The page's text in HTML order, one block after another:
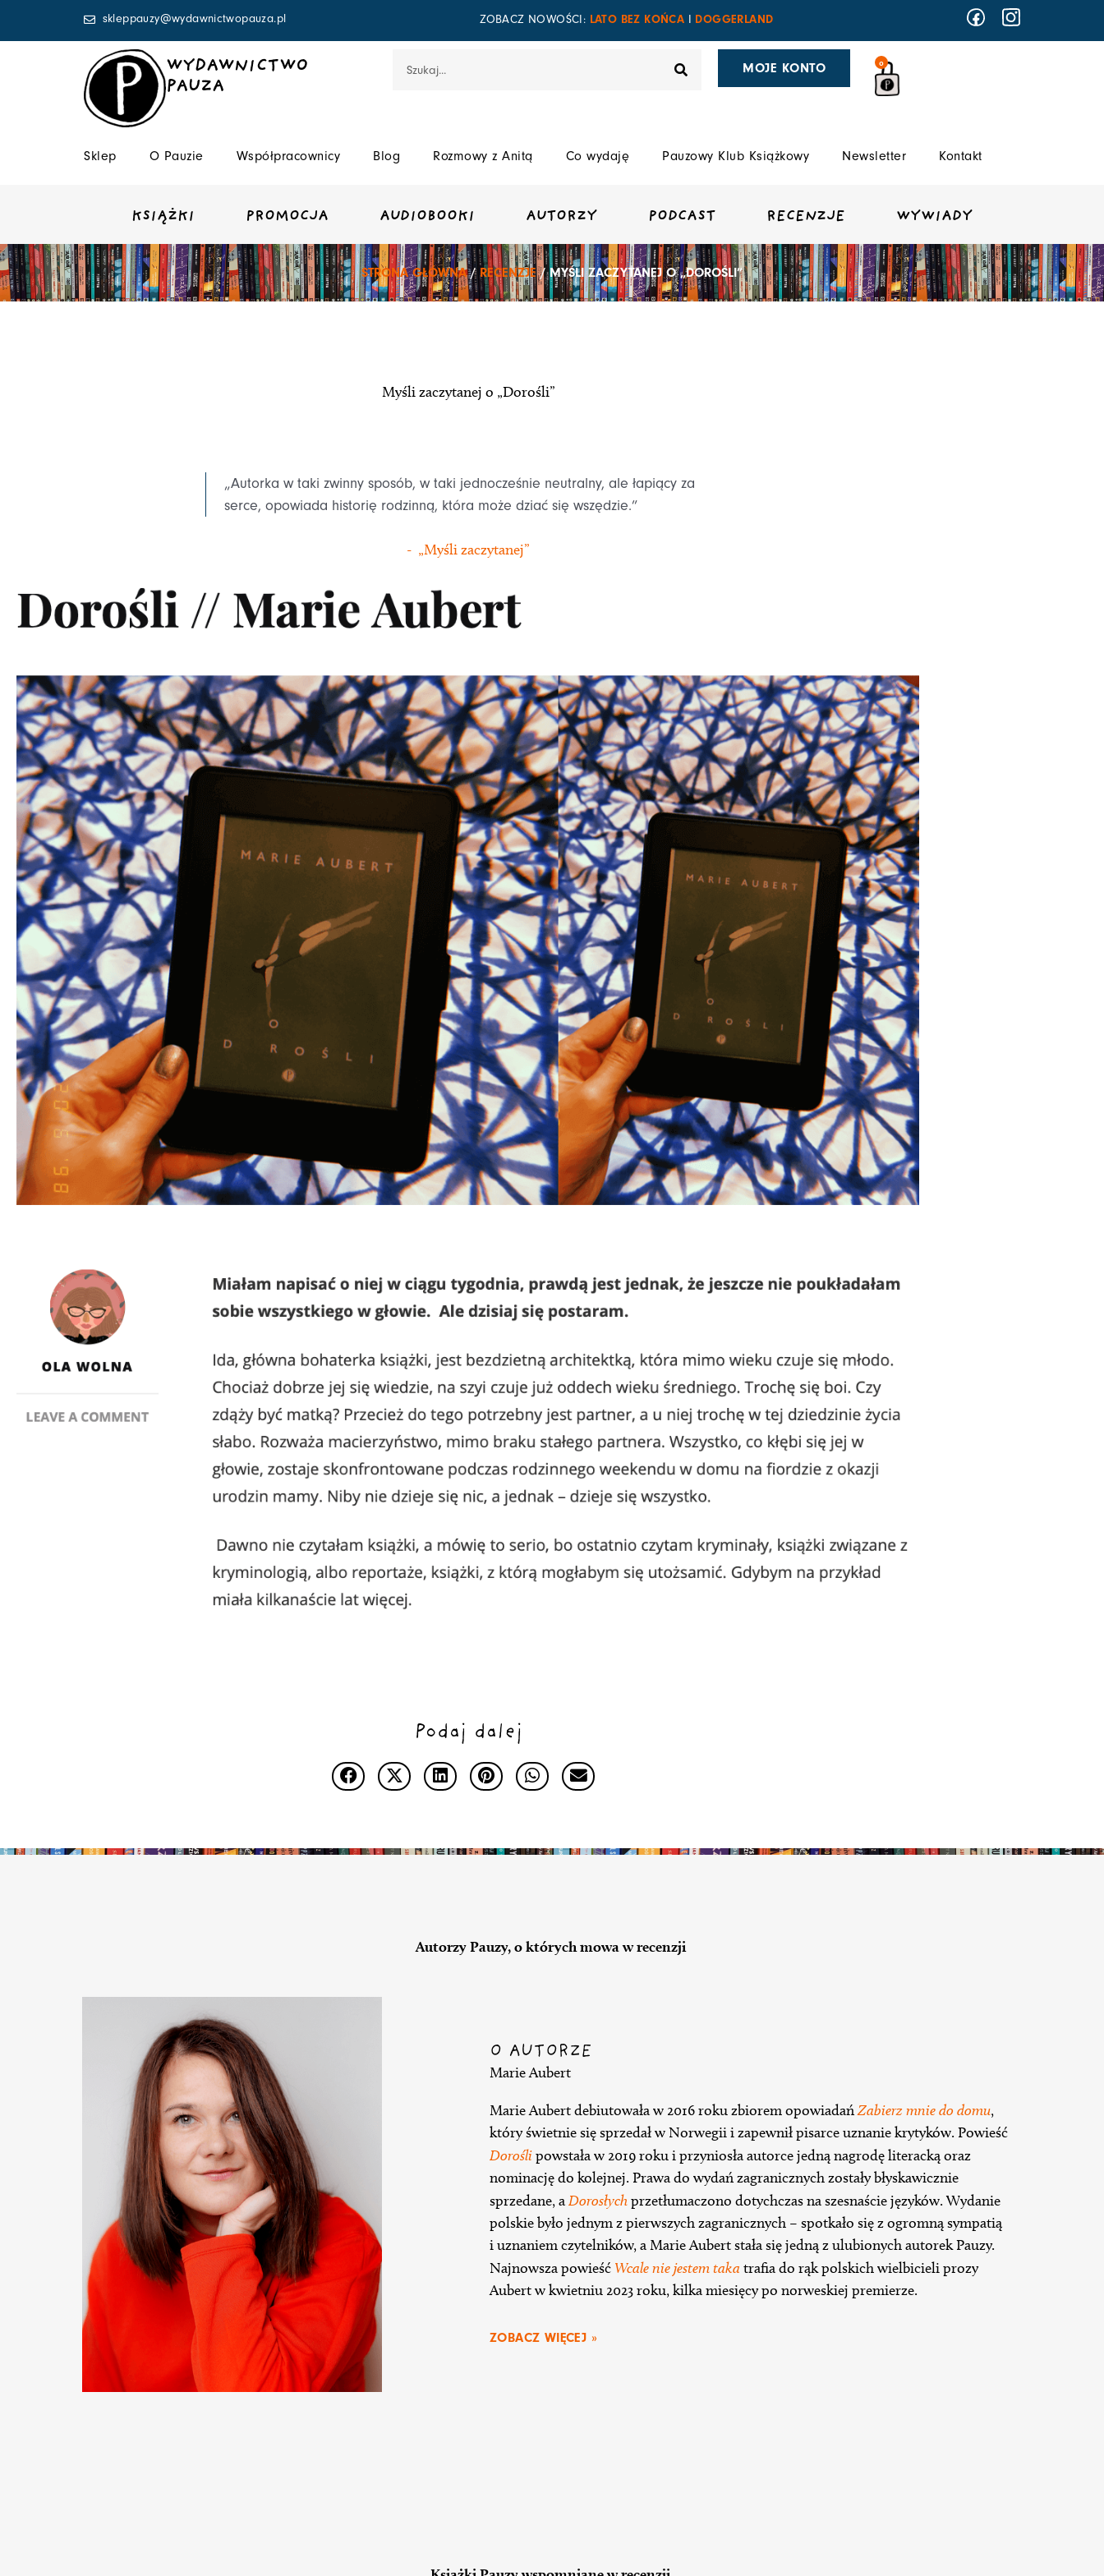
skleppauzy@wydawnictwopauza.pl ZOBACZ NOWOŚCI: LATO BEZ KOŃCA DOGGERLAND
WYDAWNICTWO
PAUZA
MOJE KONTO 0
Sklep O Pauzie Współpracownicy Blog Rozmowy z Anitą Co wydaję Pauzowy Klub Książkowy Newsletter Kontakt
KSIĄŻKI PROMOCJA AUDIOBOOKI AUTORZY PODCAST RECENZJE WYWIADY
STRONA GŁÓWNA/ RECENZJE/ MYŚLI ZACZYTANEJ O „DOROŚLI”
Myśli zaczytanej o „Dorośli”
„Autorka w taki zwinny sposób, w taki jednocześnie neutralny, ale łapiący za
serce, opowiada historię rodzinną, która może dziać się wszędzie.”
- „Myśli zaczytanej”
Podaj dalej
Autorzy Pauzy, o których mowa w recenzji
O AUTORZE
Marie Aubert
Marie Aubert debiutowała w 2016 roku zbiorem opowiadańZabierz mnie do domu,
który świetnie się sprzedał w Norwegii i zapewnił pisarce uznanie krytyków. Powieść
Doroślipowstała w 2019 roku i przyniosła autorce jedną nagrodę literacką oraz
nominację do kolejnej. Prawa do wydań zagranicznych zostały błyskawicznie
sprzedane, aDorosłychprzetłumaczono dotychczas na szesnaście języków. Wydanie
polskie było jednym z pierwszych zagranicznych – spotkało się z ogromną sympatią
i uznaniem czytelników, a Marie Aubert stała się jedną z ulubionych autorek Pauzy.
Najnowsza powieść Wcale nie jestem taka trafia do rąk polskich wielbicieli prozy
Aubert w kwietniu 2023 roku, kilka miesięcy po norweskiej premierze.
ZOBACZ WIĘCEJ »